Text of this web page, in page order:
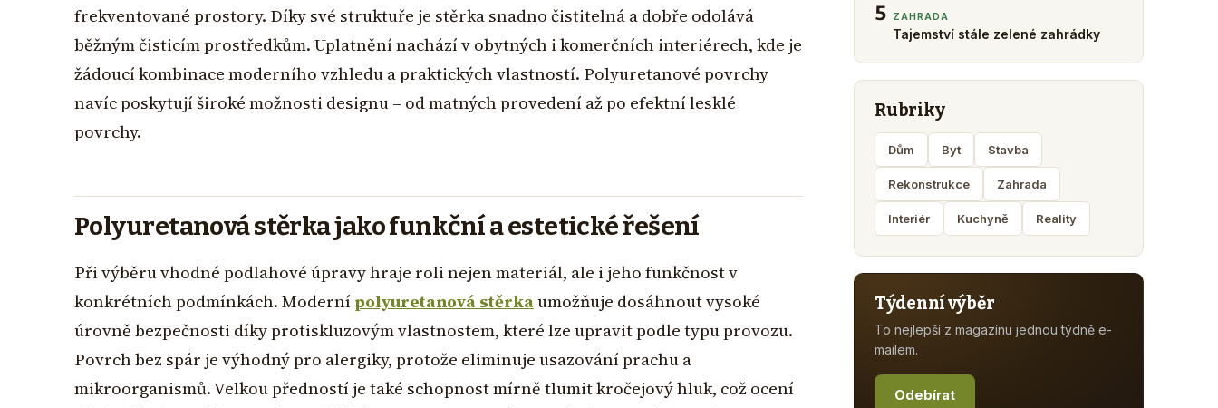
frekventované prostory. Díky své struktuře je stěrka snadno čistitelná a dobře odolává
běžným čisticím prostředkům. Uplatnění nachází v obytných i komerčních interiérech, kde je
žádoucí kombinace moderního vzhledu a praktických vlastností. Polyuretanové povrchy
navíc poskytují široké možnosti designu – od matných provedení až po efektní lesklé
povrchy.
Polyuretanová stěrka jako funkční a estetické řešení
Při výběru vhodné podlahové úpravy hraje roli nejen materiál, ale i jeho funkčnost v
konkrétních podmínkách. Moderní polyuretanová stěrkaumožňuje dosáhnout vysoké
úrovně bezpečnosti díky protiskluzovým vlastnostem, které lze upravit podle typu provozu.
Povrch bez spár je výhodný pro alergiky, protože eliminuje usazování prachu a
mikroorganismů. Velkou předností je také schopnost mírně tlumit kročejový hluk, což ocení
5 ZAHRADA
Tajemství stále zelené zahrádky
Rubriky
Dům Byt Stavba
Rekonstrukce Zahrada
Interiér Kuchyně Reality
Týdenní výběr
To nejlepší z magazínu jednou týdně e-
mailem.
Odebírat